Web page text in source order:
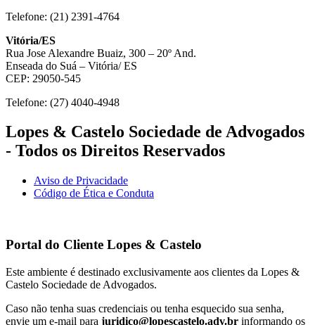
Telefone: (21) 2391-4764
Vitória/ES
Rua Jose Alexandre Buaiz, 300 – 20º And.
Enseada do Suá – Vitória/ ES
CEP: 29050-545
Telefone: (27) 4040-4948
Lopes & Castelo Sociedade de Advogados
- Todos os Direitos Reservados
Aviso de Privacidade
Código de Ética e Conduta
Portal do Cliente Lopes & Castelo
Este ambiente é destinado exclusivamente aos clientes da Lopes &
Castelo Sociedade de Advogados.
Caso não tenha suas credenciais ou tenha esquecido sua senha,
envie um e-mail para juridico@lopescastelo.adv.br informando os